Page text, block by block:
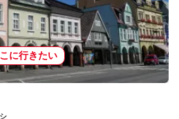
に行きたい